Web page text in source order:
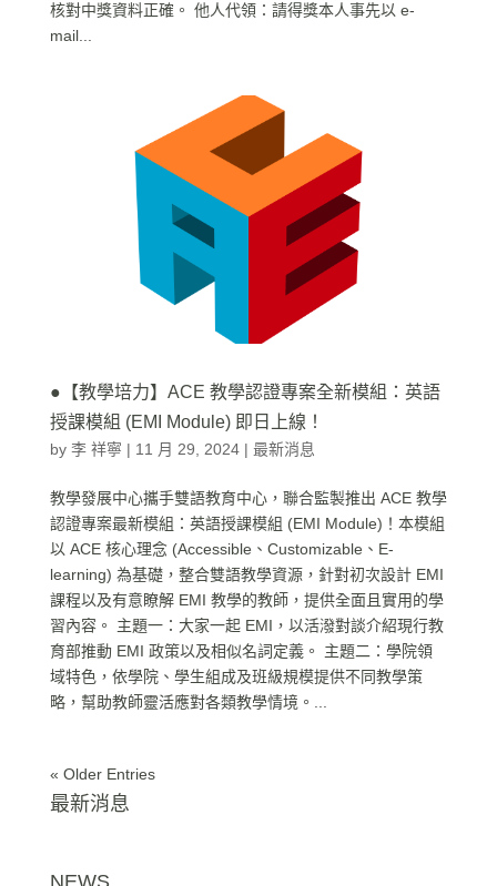
核對中獎資料正確。 他人代領：請得獎本人事先以 e-
mail...
●【教學培力】ACE 教學認證專案全新模組：英語
授課模組 (EMI Module) 即日上線！
by 李 祥寧 | 11 月 29, 2024| 最新消息
教學發展中心攜手雙語教育中心，聯合監製推出 ACE 教學
認證專案最新模組：英語授課模組 (EMI Module)！本模組
以 ACE 核心理念 (Accessible、Customizable、E-
learning) 為基礎，整合雙語教學資源，針對初次設計 EMI
課程以及有意瞭解 EMI 教學的教師，提供全面且實用的學
習內容。 主題一：大家一起 EMI，以活潑對談介紹現行教
育部推動 EMI 政策以及相似名詞定義。 主題二：學院領
域特色，依學院、學生組成及班級規模提供不同教學策
略，幫助教師靈活應對各類教學情境。...
« Older Entries
最新消息
NEWS